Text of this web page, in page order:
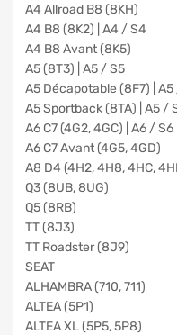
A4 Allroad B8 (8KH)
A4 B8 (8K2) | A4 / S4
A4 B8 Avant (8K5)
A5 (8T3) | A5 / S5
A5 Décapotable (8F7) |
A5 Sportback (8TA) | A5 /
A6 C7 (4G2, 4GC) | A6 / S6
A6 C7 Avant (4G5, 4GD)
A8 D4 (4H2, 4H8, 4HC,
Q3 (8UB, 8UG)
Q5 (8RB)
TT (8J3)
TT Roadster (8J9)
SEAT
ALHAMBRA (710, 711)
ALTEA (5P1)
ALTEA XL (5P5, 5P8)